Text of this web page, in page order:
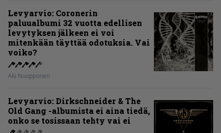
Levyarvio: Coronerin
paluualbumi 32 vuotta edellisen
levytyksen jälkeen ei voi
mitenkään täyttää odotuksia. Vai
voiko?
Aki Nuopponen
Levyarvio: Dirkschneider & The
Old Gang -albumista ei aina tiedä,
onko se tosissaan tehty vai ei